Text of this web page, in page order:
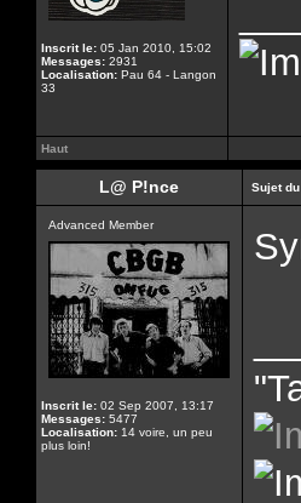
Inscrit le: 05 Jan 2010, 15:02
Messages: 2931
Localisation: Pau 64 - Langon
33
Haut
L@ P!nce Sujet
Advanced Member
Inscrit le: 02 Sep 2007, 13:17
Messages: 5477
Localisation: 14 voire, un peu
plus loin!